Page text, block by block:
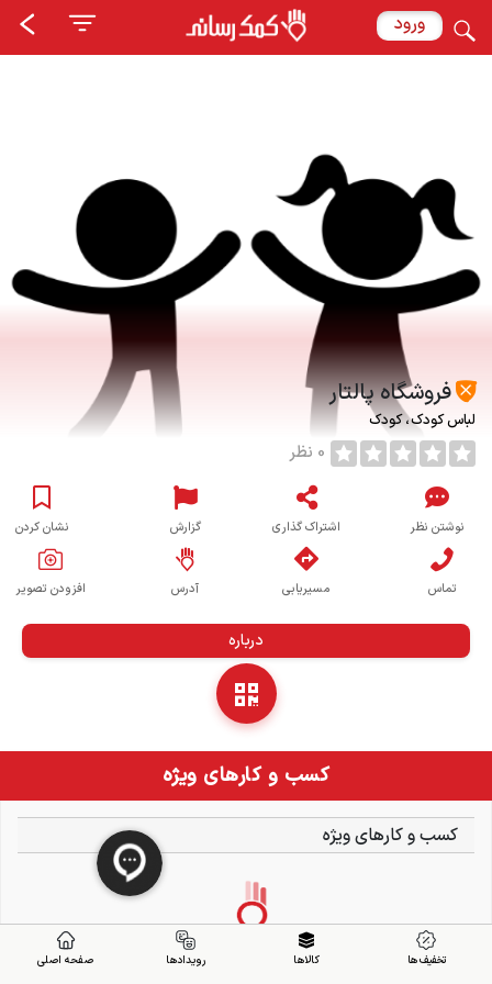
ورود
فروشگاه پالتار
لباس كودك کودک
0 نظر
نوشتن نظر اشتراک گذاری گزارش نشان کردن
تماس مسیریابی آدرس افزودن تصویر
درباره
کسب و کارهای ویژه
کسب و کارهای ویژه
تخفیف ها کالاها رویدادها صفحه اصلی